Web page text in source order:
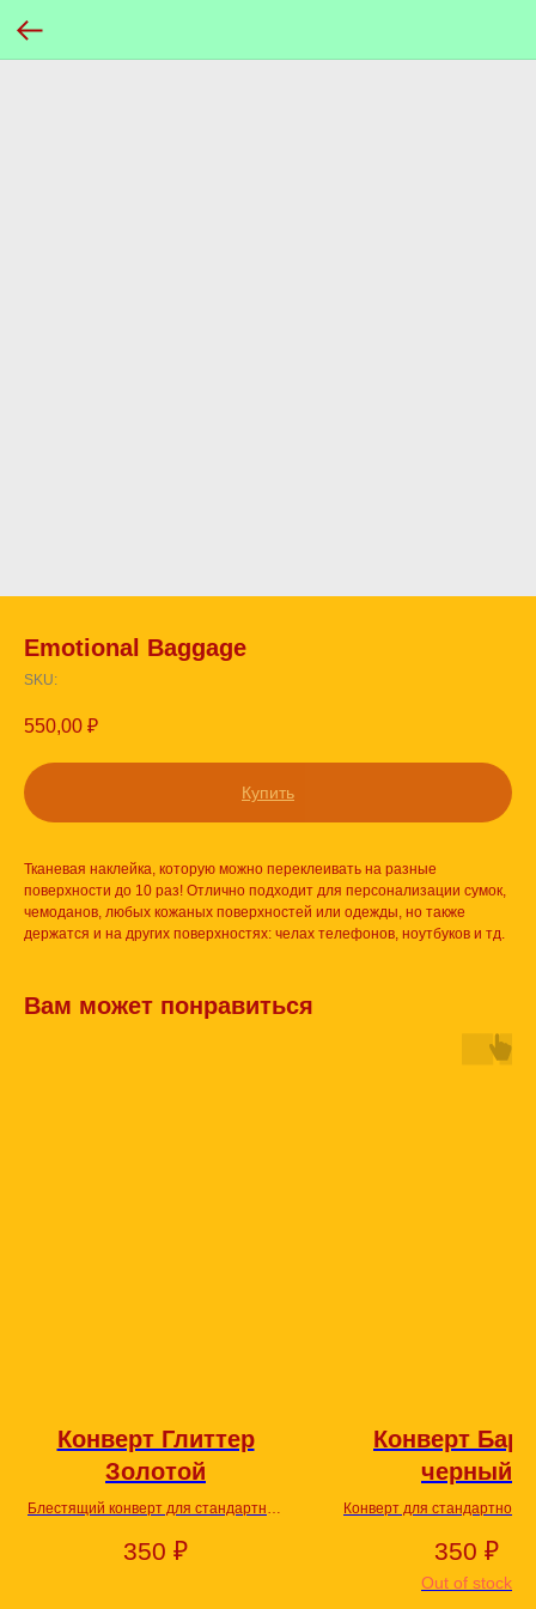
Emotional Baggage
SKU:
550,00 ₽
Купить
Тканевая наклейка, которую можно переклеивать на разные
поверхности до 10 раз! Отлично подходит для персонализации сумок,
чемоданов, любых кожаных поверхностей или одежды, но также
держатся и на других поверхностях: челах телефонов, ноутбуков и тд.
Вам может понравиться
Конверт Глиттер
Золотой
Блестящий конверт для стандартной
350 ₽
Конверт
черный
Конверт для стандартной
материала, приятного на
350 ₽
Out of stock